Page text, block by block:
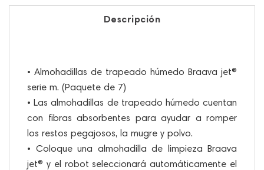
Descripción
• Almohadillas de trapeado húmedo Braava jet®
serie m. (Paquete de 7)
• Las almohadillas de trapeado húmedo cuentan
con fibras absorbentes para ayudar a romper
los restos pegajosos, la mugre y polvo.
• Coloque una almohadilla de limpieza Braava
jet® y el robot seleccionará automáticamente el